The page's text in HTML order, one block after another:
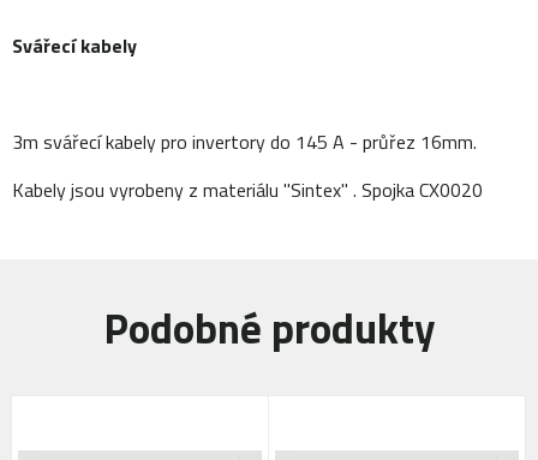
Svářecí kabely
3m svářecí kabely pro invertory do 145 A - průřez 16mm.
Kabely jsou vyrobeny z materiálu "Sintex" . Spojka CX0020
Podobné produkty